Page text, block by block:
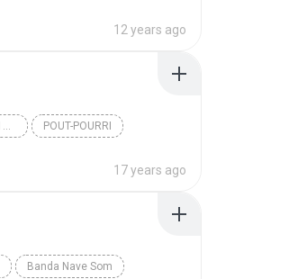
12 years ago
ÁLBUM DESCONHECIDO (3/12/2009 21:04:17) POUT-POURRI
17 years ago
Banda Nave Som